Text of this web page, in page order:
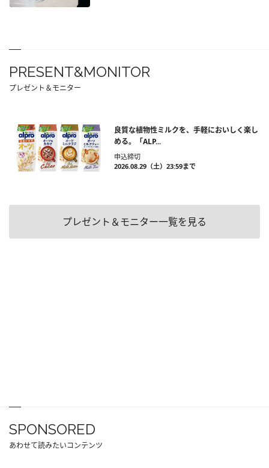
PRESENT&MONITOR
プレゼント＆モニター
良質な植物性ミルクを、手軽においしく楽し
める。「ALP...
申込締切
2026.08.29（土）23:59まで
プレゼント＆モニター一覧を見る
SPONSORED
あわせて読みたいコンテンツ